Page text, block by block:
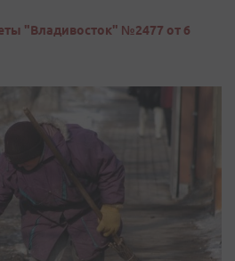
"Владивосток" №2477 от 6